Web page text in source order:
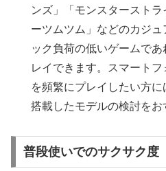
ンズ」「モンスタースト
ーツムツム」などのカジ
ック負荷の低いゲームで
レイできます。スマート
を頻繁にプレイしたい方
搭載したモデルの検討をお
普段使いでのサクサク度